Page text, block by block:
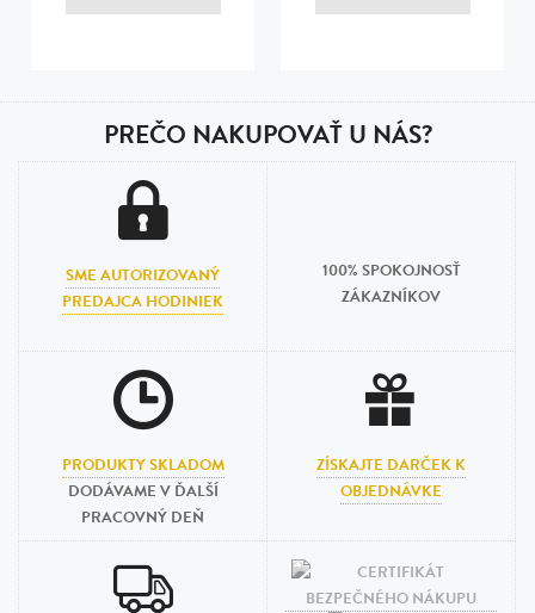
PREČO NAKUPOVAŤ U NÁS?
SME AUTORIZOVANÝ
PREDAJCA HODINIEK
100% SPOKOJNOSŤ
ZÁKAZNÍKOV
PRODUKTY SKLADOM
DODÁVAME V ĎALŠÍ
PRACOVNÝ DEŇ
ZÍSKAJTE DARČEK K
OBJEDNÁVKE